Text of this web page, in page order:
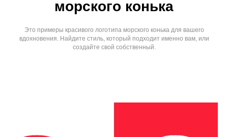
морского конька
Это примеры красивого логотипа морского конька для вашего
вдохновения. Найдите стиль, который подходит именно вам, или
создайте свой собственный.